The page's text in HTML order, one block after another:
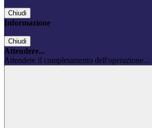
Chiudi
Informazione
Chiudi
Attendere...
Attendere il completamento dell'operazione...